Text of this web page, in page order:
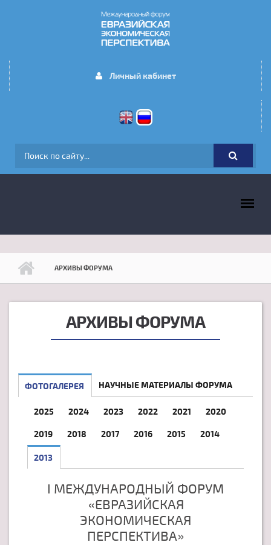
Личный кабинет
ФОРМА ПОИСКА
АРХИВЫ ФОРУМА
АРХИВЫ ФОРУМА
ФОТОГАЛЕРЕЯ НАУЧНЫЕ МАТЕРИАЛЫ ФОРУМА
2025 2024 2023 2022 2021 2020
2019 2018 2017 2016 2015 2014
2013
I МЕЖДУНАРОДНЫЙ ФОРУМ
«ЕВРАЗИЙСКАЯ
ЭКОНОМИЧЕСКАЯ
ПЕРСПЕКТИВА»